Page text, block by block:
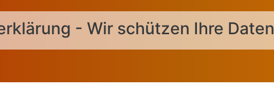
- Wir schützen Ihre Daten